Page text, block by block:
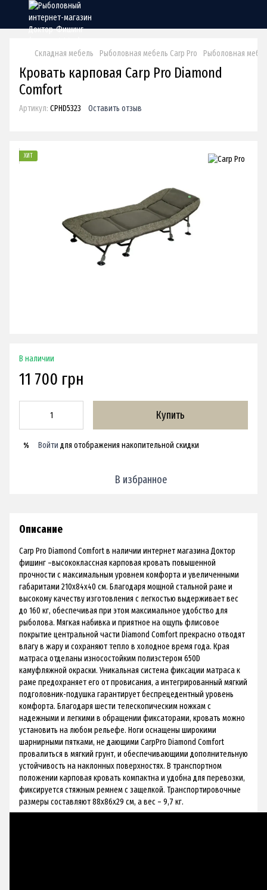
Складная мебель Рыболовная мебель Carp Pro Рыболовная
Кровать карповая Carp Pro Diamond
Comfort
Артикул: CPHD5323 Оставить отзыв
ХИТ
В наличии
11 700 грн
Купить
% Войти для отображения накопительной скидки
В избранное
Описание
Carp Pro Diamond Comfort в наличии интернет магазина Доктор
фишинг –высококлассная карповая кровать повышенной
прочности с максимальным уровнем комфорта и увеличенными
габаритами 210x84x40 см. Благодаря мощной стальной раме и
высокому качеству изготовления с легкостью выдерживает вес
до 160 кг, обеспечивая при этом максимальное удобство для
рыболова. Мягкая набивка и приятное на ощупь флисовое
покрытие центральной части Diamond Comfort прекрасно отводят
влагу в жару и сохраняют тепло в холодное время года. Края
матраса отделаны износостойким полиэстером 650D
камуфляжной окраски. Уникальная система фиксации матраса к
раме предохраняет его от провисания, а интегрированный мягкий
подголовник-подушка гарантирует беспрецедентный уровень
комфорта. Благодаря шести телескопическим ножкам с
надежными и легкими в обращении фиксаторами, кровать можно
установить на любом рельефе. Ноги оснащены широкими
шарнирными пятками, не дающими CarpPro Diamond Comfort
провалиться в мягкий грунт, и обеспечивающими дополнительную
устойчивость на наклонных поверхностях. В транспортном
положении карповая кровать компактна и удобна для перевозки,
фиксируется стяжным ремнем с защелкой. Транспортировочные
размеры составляют 88х86х29 см, а вес – 9,7 кг.